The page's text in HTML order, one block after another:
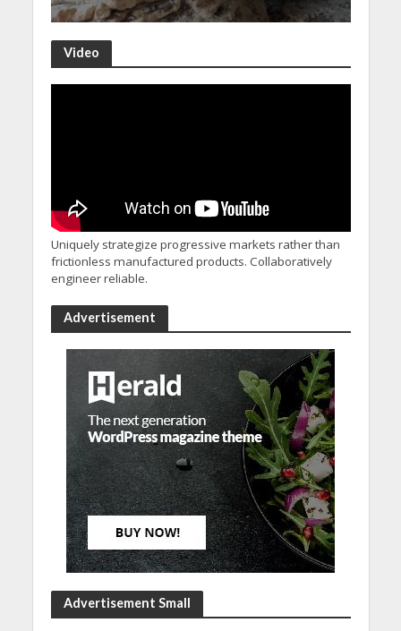
Video
Uniquely strategize progressive markets rather than
frictionless manufactured products. Collaboratively
engineer reliable.
Advertisement
Advertisement Small